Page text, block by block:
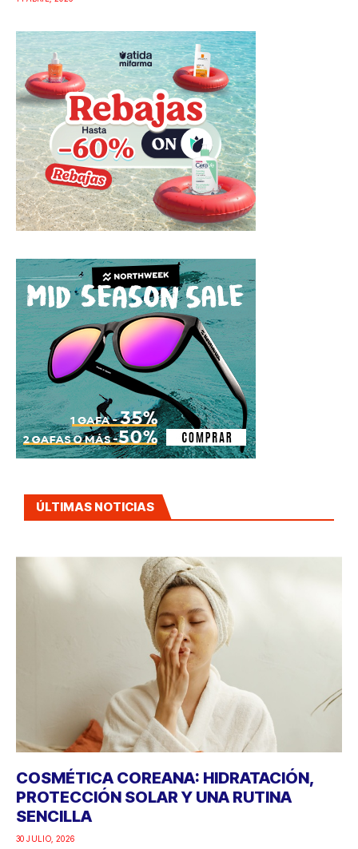
ÚLTIMAS NOTICIAS
COSMÉTICA COREANA: HIDRATACIÓN,
PROTECCIÓN SOLAR Y UNA RUTINA
SENCILLA
30 JULIO, 2026